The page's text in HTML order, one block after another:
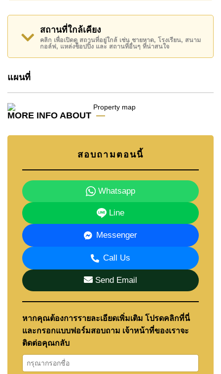
WhatsApp ของสำนักงาน:+66807945904และ LINE:
@cornerstonepattaya
สถานที่ใกล้เคียง
คลิก เพื่อเปิดดู สถานที่อยู่ใกล้ เช่น ชายหาด, โรงเรียน, สนาม
กอล์ฟ, แหล่งช็อปปิ้ง และ สถานที่อื่นๆ ที่น่าสนใจ
แผนที่
MORE INFO ABOUT
สอบถามตอนนี้
Whatsapp
Line
Messenger
Call Us
Send Email
หากคุณต้องการรายละเอียดเพิ่มเติม โปรดคลิกที่นี่
และกรอกแบบฟอร์มสอบถาม เจ้าหน้าที่ของเราจะ
ติดต่อคุณกลับ